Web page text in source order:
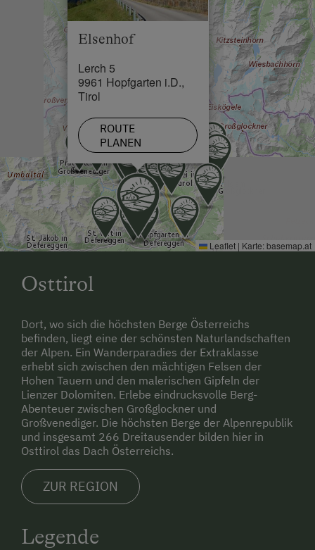
Loipe in 4 km
Elsenhof
Lerch 5
9961 Hopfgarten i.D.,
Tirol
ROUTE
PLANEN
Leaflet | Karte:basemap.at
Osttirol
Dort, wo sich die höchsten Berge Österreichs
befinden, liegt eine der schönsten Naturlandschaften
der Alpen. Ein Wanderparadies der Extraklasse
erhebt sich zwischen den mächtigen Felsen der
Hohen Tauern und den malerischen Gipfeln der
Lienzer Dolomiten. Erlebe eindrucksvolle Berg-
Abenteuer zwischen Großglockner und
Großvenediger. Die höchsten Berge der Alpenrepublik
und insgesamt 266 Dreitausender bilden hier in
Osttirol das Dach Österreichs.
ZUR REGION
Legende